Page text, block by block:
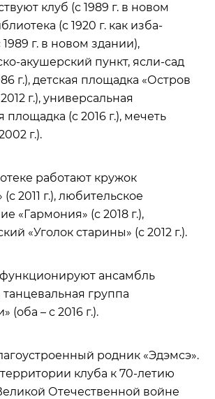
клуб (с 1989 г. в новом
(с 1920 г. как изба-
1989 г. в новом здании),
акушерский пункт, ясли-сад
г.), детская площадка «Остров
г.), универсальная
площадка (с 2016 г.), мечеть
г.).
работают кружок
2011 г.), любительское
«Гармония» (с 2018 г.),
«Уголок старины» (с 2012 г.).
ансамбль
группа
(оба – с 2016 г.).
родник «Эдэмсэ».
территории клуба к 70-летию
Отечественной войне